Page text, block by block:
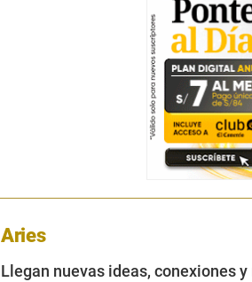
Aries
Llegan nuevas ideas, conexiones